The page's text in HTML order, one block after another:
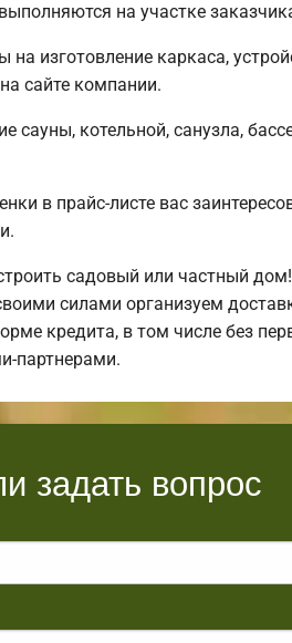
на участке
изготовление каркаса,
сайте компании.
сауны, котельной, санузла,
в прайс-листе вас
садовый или частный
силами организуем
кредита, в том числе без
партнерами.
задать вопрос